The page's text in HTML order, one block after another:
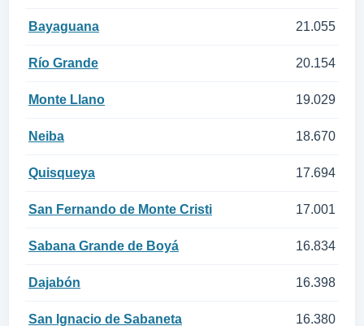
Bayaguana 21.055
Río Grande 20.154
Monte Llano 19.029
Neiba 18.670
Quisqueya 17.694
San Fernando de Monte Cristi 17.001
Sabana Grande de Boyá 16.834
Dajabón 16.398
San Ignacio de Sabaneta 16.380